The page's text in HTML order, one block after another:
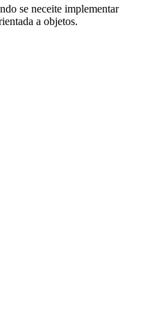
se neceite implementar
a objetos.